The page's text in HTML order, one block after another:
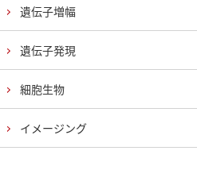
遺伝子増幅
遺伝子発現
細胞生物
イメージング